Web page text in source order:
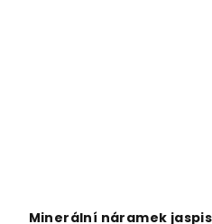
Minerální náramek